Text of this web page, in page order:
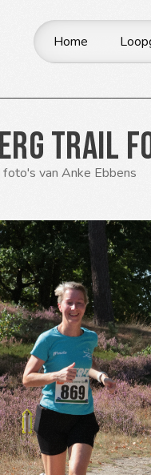
Trail
van Anke Ebbens
Home